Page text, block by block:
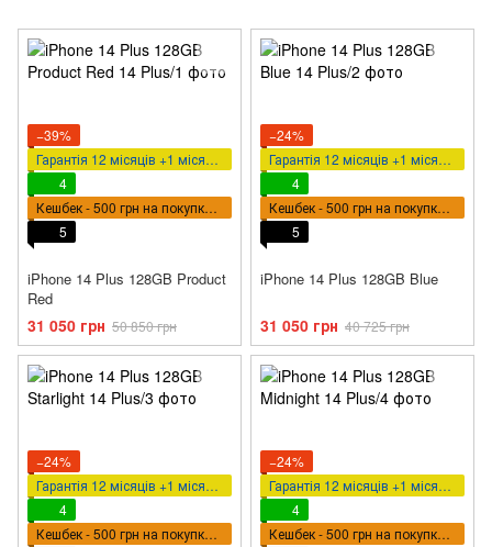
−39%
Гарантія 12 місяців +1 місяць у подарунок
4
Кешбек - 500 грн на покупку ВПТ
5
iPhone 14 Plus 128GB Product
Red
31 050 грн 50 850 грн
−24%
Гарантія 12 місяців +1 місяць у подарунок
4
Кешбек - 500 грн на покупку ВПТ
5
iPhone 14 Plus 128GB Blue
31 050 грн 40 725 грн
−24%
Гарантія 12 місяців +1 місяць у подарунок
4
Кешбек - 500 грн на покупку ВПТ
−24%
Гарантія 12 місяців +1 місяць у подарунок
4
Кешбек - 500 грн на покупку ВПТ